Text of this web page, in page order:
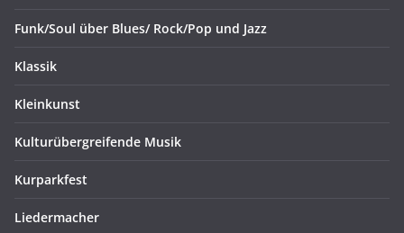
Funk/Soul über Blues/ Rock/Pop und Jazz
Klassik
Kleinkunst
Kulturübergreifende Musik
Kurparkfest
Liedermacher